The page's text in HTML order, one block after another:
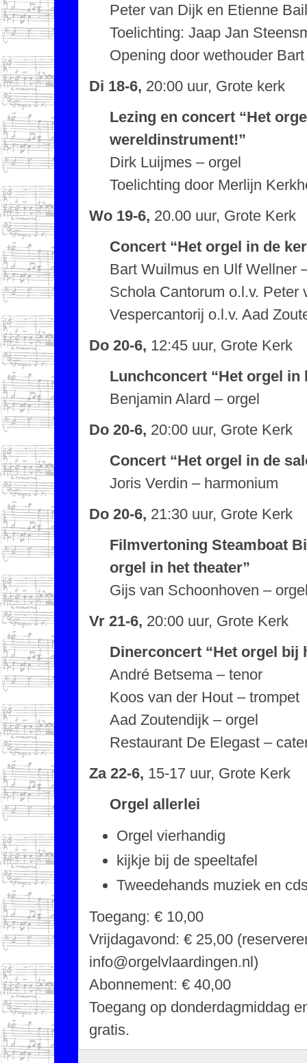
Peter van Dijk en Etienne
Toelichting: Jaap Jan
Opening door wethouder
Di 18-6, 20:00 uur, Grote kerk
Lezing en concert “Het
wereldinstrument!”
Dirk Luijmes – orgel
Toelichting door Merlijn
Wo 19-6, 20.00 uur, Grote Kerk
Concert “Het orgel in de
Bart Wuilmus en Ulf Wellner
Schola Cantorum o.l.v. Peter
Vespercantorij o.l.v. Aad
Do 20-6, 12:45 uur, Grote Kerk
Lunchconcert “Het orgel in
Benjamin Alard – orgel
Do 20-6, 20:00 uur, Grote Kerk
Concert “Het orgel in de
Joris Verdin – harmonium
Do 20-6, 21:30 uur, Grote Kerk
Filmvertoning Steamboat
orgel in het theater”
Gijs van Schoonhoven –
Vr 21-6, 20:00 uur, Grote Kerk
Dinerconcert “Het orgel bij
André Betsema – tenor
Koos van der Hout – trompet
Aad Zoutendijk – orgel
Restaurant De Elegast –
Za 22-6, 15-17 uur, Grote Kerk
Orgel allerlei
Orgel vierhandig
kijkje bij de speeltafel
Tweedehands muziek en
Toegang: € 10,00
Vrijdagavond: € 25,00
info@orgelvlaardingen.nl)
Abonnement: € 40,00
Toegang op donderdagmiddag
gratis.